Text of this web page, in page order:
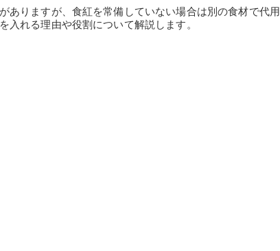
ありますが、食紅を常備していない場合は別の食材で代用
入れる理由や役割について解説します。